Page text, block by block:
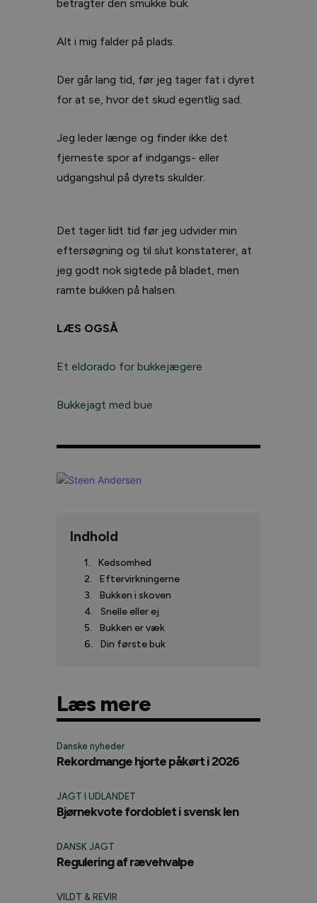
betragter den smukke buk.
Alt i mig falder på plads.
Der går lang tid, før jeg tager fat i dyret
for at se, hvor det skud egentlig sad.
Jeg leder længe og finder ikke det
fjerneste spor af indgangs- eller
udgangshul på dyrets skulder.
Det tager lidt tid før jeg udvider min
eftersøgning og til slut konstaterer, at
jeg godt nok sigtede på bladet, men
ramte bukken på halsen.
LÆS OGSÅ
Et eldorado for bukkejægere
Bukkejagt med bue
Indhold
Kedsomhed
Eftervirkningerne
Bukken i skoven
Snelle eller ej
Bukken er væk
Din første buk
Læs mere
Danske nyheder
Rekordmange hjorte påkørt i 2026
JAGT I UDLANDET
Bjørnekvote fordoblet i svensk len
DANSK JAGT
Regulering af rævehvalpe
VILDT & REVIR